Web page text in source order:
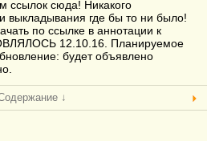
ссылок сюда! Никакого
выкладывания где бы то ни было!
по ссылке в аннотации к
12.10.16. Планируемое
будет объявлено
↓